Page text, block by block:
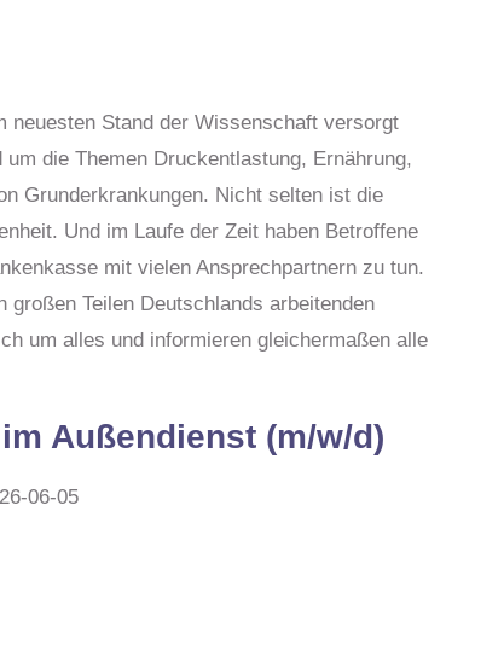
neuesten Stand der Wissenschaft versorgt
die Themen Druckentlastung, Ernährung,
Grunderkrankungen. Nicht selten ist die
Und im Laufe der Zeit haben Betroffene
mit vielen Ansprechpartnern zu tun.
Teilen Deutschlands arbeitenden
um alles und informieren gleichermaßen alle
Außendienst (m/w/d)
06-05